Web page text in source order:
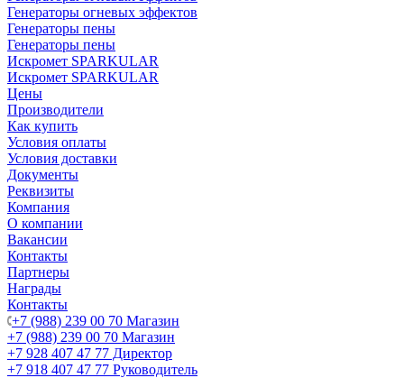
Генераторы огневых эффектов
Генераторы пены
Генераторы пены
Искромет SPARKULAR
Искромет SPARKULAR
Цены
Производители
Как купить
Условия оплаты
Условия доставки
Документы
Реквизиты
Компания
О компании
Вакансии
Контакты
Партнеры
Награды
Контакты
+7 (988) 239 00 70 Магазин
+7 (988) 239 00 70 Магазин
+7 928 407 47 77 Директор
+7 918 407 47 77 Руководитель